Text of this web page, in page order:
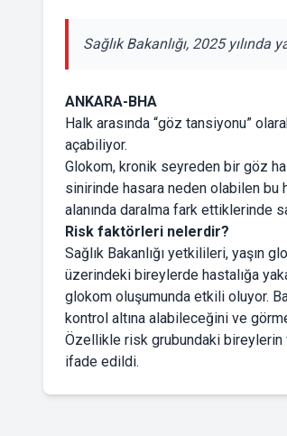
Sağlık Bakanlığı, 2025 yılında
ANKARA-BHA
Halk arasında “göz tansiyonu”
açabiliyor.
Glokom, kronik seyreden bir göz
sinirinde hasara neden olabilen
alanında daralma fark ettiklerinde
Risk faktörleri nelerdir?
Sağlık Bakanlığı yetkilileri, yaşın
üzerindeki bireylerde hastalığa
glokom oluşumunda etkili oluyor.
kontrol altına alabileceğini ve
Özellikle risk grubundaki
ifade edildi.